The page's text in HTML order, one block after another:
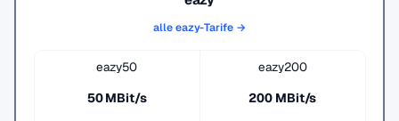
alle eazy-Tarife →
eazy50
50 MBit/s
eazy200
200 MBit/s